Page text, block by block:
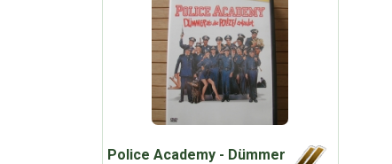
Police Academy - Dümmer